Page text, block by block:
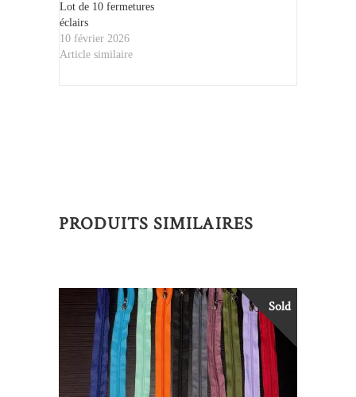
Lot de 10 fermetures
éclairs
10 février 2026
Article similaire
PRODUITS SIMILAIRES
Sold